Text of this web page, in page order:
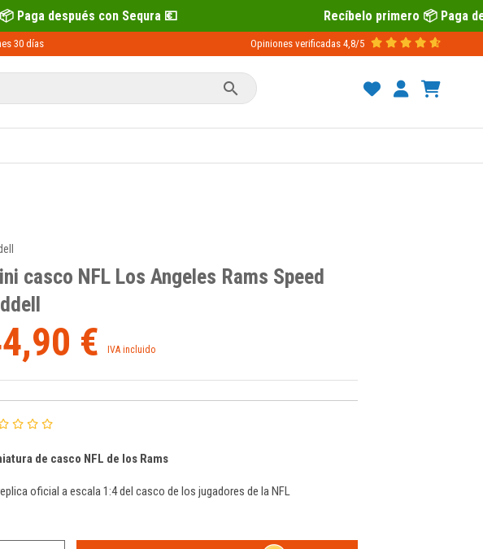
💶 Recíbelo primero 📦 Paga después con Sequra 💶
30 días Opiniones verificadas 4,8/5

casco NFL Los Angeles Rams Speed
€ IVA incluido
de casco NFL de los Rams
oficial a escala 1:4 del casco de los jugadores de la NFL